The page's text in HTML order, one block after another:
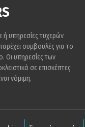
υπηρεσίες τυχερών
συμβουλές για το
Οι υπηρεσίες των
σε επισκέπτες
νόμιμη.